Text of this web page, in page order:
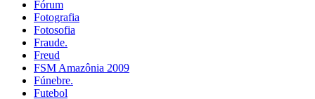
Fórum
Fotografia
Fotosofia
Fraude.
Freud
FSM Amazônia 2009
Fúnebre.
Futebol